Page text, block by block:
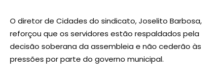
O diretor de Cidades do sindicato, Joselito Barbosa,
reforçou que os servidores estão respaldados pela
decisão soberana da assembleia e não cederão às
pressões por parte do governo municipal.